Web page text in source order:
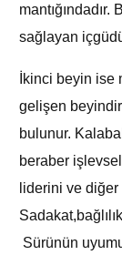
mantığındadır.
sağlayan
İkinci beyin
gelişen
bulunur.
beraber
liderini ve
Sürünün